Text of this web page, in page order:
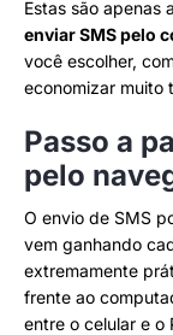
Estas são apenas
enviar SMS pelo
você escolher,
economizar muito
Passo a
pelo
O envio de SMS
vem ganhando
extremamente
frente ao
entre o celular e o